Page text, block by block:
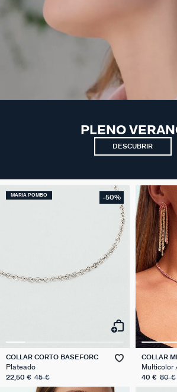
PLENO
DESCUBRIR
MARIA POMBO -50%
COLLAR CORTO BASEFORC
Plateado
22,50 € 45 €
COLLAR
Multicolor
40 € 80 €